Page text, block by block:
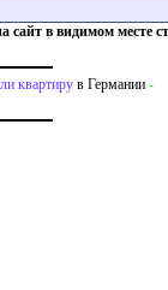
сайт в видимом месте
квартирув Германии -